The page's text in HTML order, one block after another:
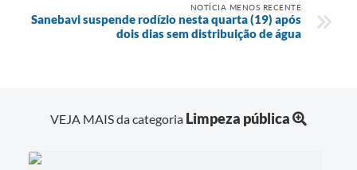
NOTÍCIA MENOS RECENTE
Sanebavi suspende rodízio nesta quarta (19) após
dois dias sem distribuição de água
VEJA MAIS da categoria Limpeza pública